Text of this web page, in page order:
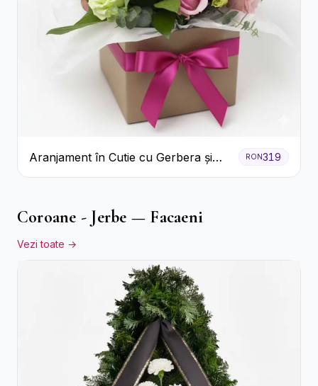
Aranjament în Cutie cu Gerbera și
Trandafiri Roz
RON319
Coroane - Jerbe — Facaeni
Vezi toate →